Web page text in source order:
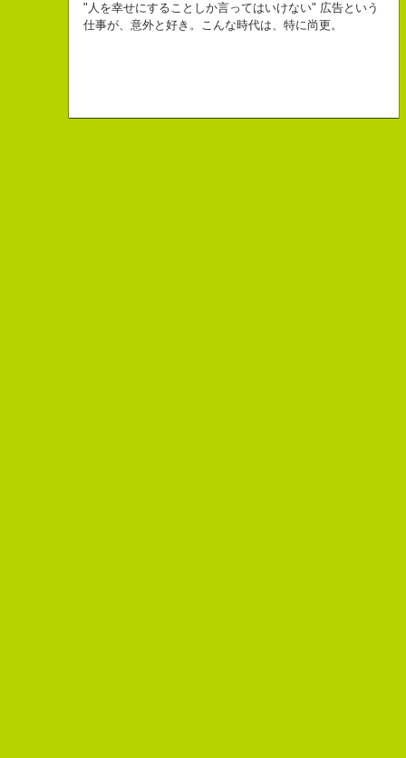
こんちゃっ保持壮太郎っていいます。
皆からは「保持壮太郎ピーナッツ」って呼ばれてるよ。
幸せでとっても怖いですが、きょうもなんとか幸せに
生きられてる私は幸せなのかもしれません。
３６歳
「五島列島はよいところです。
10周年キャンペーン中です。
「きれいな名前ですね」
こう返す。「ええ、名前だけは」
"人を幸せにすることしか言ってはいけない" 広告という
仕事が、意外と好き。こんな時代は、特に尚更。